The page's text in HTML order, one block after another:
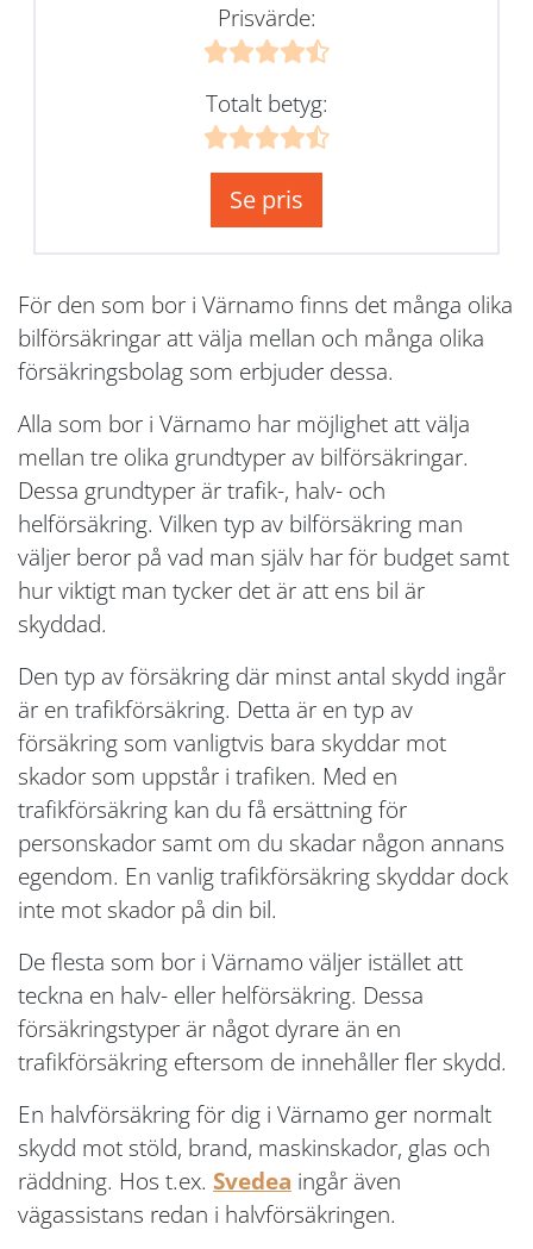
Prisvärde:
Totalt betyg:
Se pris
För den som bor i Värnamo finns det många olika
bilförsäkringar att välja mellan och många olika
försäkringsbolag som erbjuder dessa.
Alla som bor i Värnamo har möjlighet att välja
mellan tre olika grundtyper av bilförsäkringar.
Dessa grundtyper är trafik-, halv- och
helförsäkring. Vilken typ av bilförsäkring man
väljer beror på vad man själv har för budget samt
hur viktigt man tycker det är att ens bil är
skyddad.
Den typ av försäkring där minst antal skydd ingår
är en trafikförsäkring. Detta är en typ av
försäkring som vanligtvis bara skyddar mot
skador som uppstår i trafiken. Med en
trafikförsäkring kan du få ersättning för
personskador samt om du skadar någon annans
egendom. En vanlig trafikförsäkring skyddar dock
inte mot skador på din bil.
De flesta som bor i Värnamo väljer istället att
teckna en halv- eller helförsäkring. Dessa
försäkringstyper är något dyrare än en
trafikförsäkring eftersom de innehåller fler skydd.
En halvförsäkring för dig i Värnamo ger normalt
skydd mot stöld, brand, maskinskador, glas och
räddning. Hos t.ex. Svedea ingår även
vägassistans redan i halvförsäkringen.